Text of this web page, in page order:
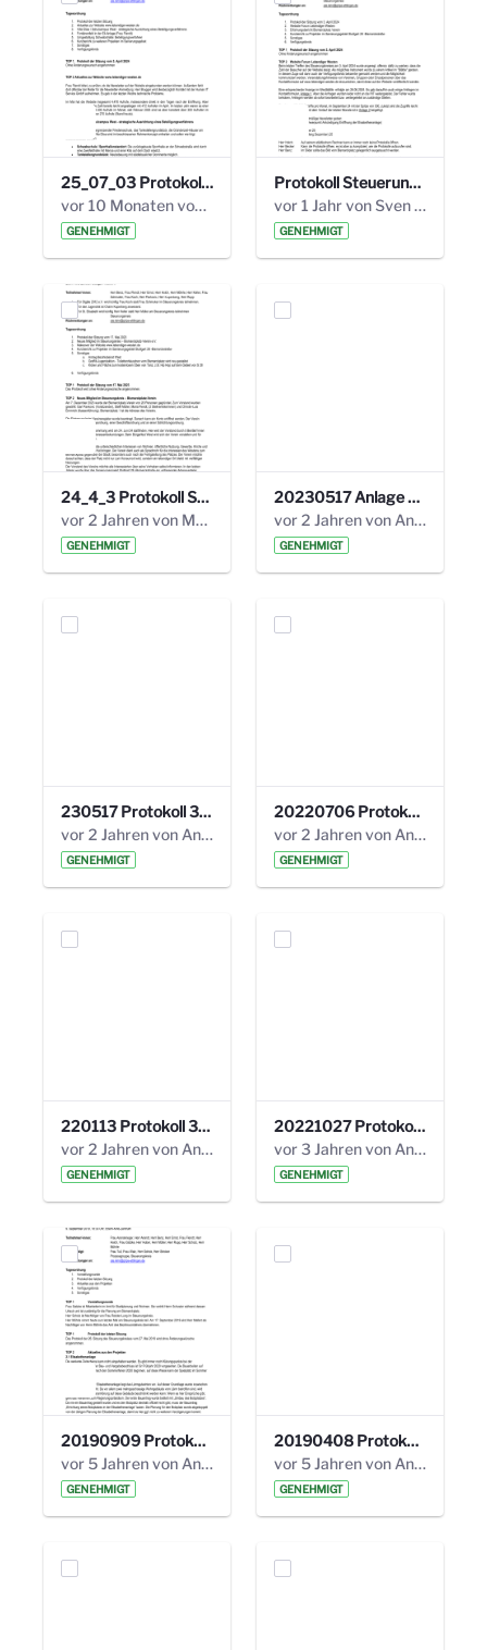
25_07_03 Protokoll Steuerungskreis.pdf
vor 10 Monaten von Alexander Orlowski
GENEHMIGT
Protokoll Steuerungskreis_06.02.2025 .pdf
vor 1 Jahr von Sven Hitzler
GENEHMIGT
24_4_3 Protokoll Steuerungskreis.pdf
vor 2 Jahren von Marcel Eckert
GENEHMIGT
20230517 Anlage 1_35. Steuerungskreis.pdf
vor 2 Jahren von Anni Schlumberger
GENEHMIGT
230517 Protokoll 35. Steuerungskreis.pdf
vor 2 Jahren von Anni Schlumberger
GENEHMIGT
20220706 Protokoll 33. Steuerungskreis.pdf
vor 2 Jahren von Anni Schlumberger
GENEHMIGT
220113 Protokoll 32. Steuerungskreis.pdf
vor 2 Jahren von Anni Schlumberger
GENEHMIGT
20221027 Protokoll 34. Steuerungskreis.pdf
vor 3 Jahren von Anni Schlumberger
GENEHMIGT
20190909 Protokoll 27. Steuerungskreis.pdf
vor 5 Jahren von Anni Schlumberger
GENEHMIGT
20190408 Protokoll 26. Steuerungskreis.pdf
vor 5 Jahren von Anni Schlumberger
GENEHMIGT